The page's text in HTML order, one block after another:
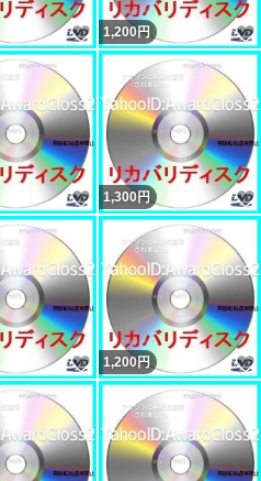
いいね！
1,200円
いいね！
1,300円
いいね！
1,200円